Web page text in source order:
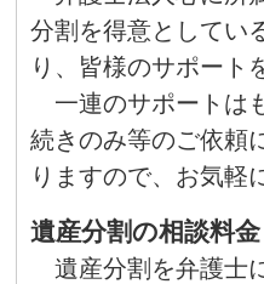
分割を得意としてい
り、皆様のサポート
一連のサポートは
続きのみ等のご依頼
りますので、お気軽
遺産分割の相談料金
遺産分割を弁護士